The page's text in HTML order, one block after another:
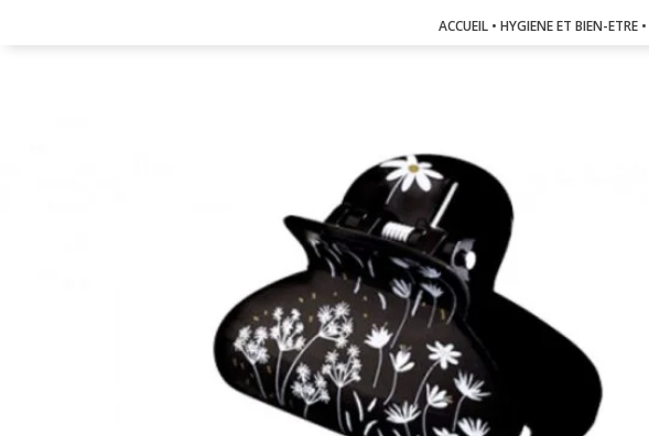
ACCUEIL• HYGIENE ET BIEN-ETRE•